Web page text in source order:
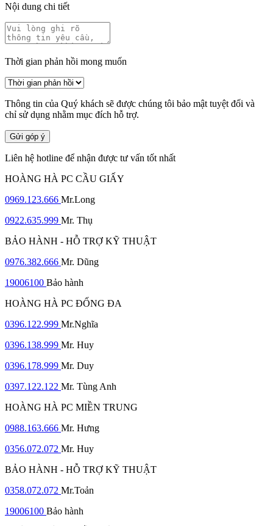
Nội dung chi tiết
Thời gian phản hồi mong muốn
Thông tin của Quý khách sẽ được chúng tôi bảo mật tuyệt đối và
chỉ sử dụng nhằm mục đích hỗ trợ.
Gửi góp ý
Liên hệ hotline để nhận được tư vấn tốt nhất
HOÀNG HÀ PC CẦU GIẤY
0969.123.666 Mr.Long
0922.635.999 Mr. Thụ
BẢO HÀNH - HỖ TRỢ KỸ THUẬT
0976.382.666 Mr. Dũng
19006100 Bảo hành
HOÀNG HÀ PC ĐỐNG ĐA
0396.122.999 Mr.Nghĩa
0396.138.999 Mr. Huy
0396.178.999 Mr. Duy
0397.122.122 Mr. Tùng Anh
HOÀNG HÀ PC MIỀN TRUNG
0988.163.666 Mr. Hưng
0356.072.072 Mr. Huy
BẢO HÀNH - HỖ TRỢ KỸ THUẬT
0358.072.072 Mr.Toản
19006100 Bảo hành